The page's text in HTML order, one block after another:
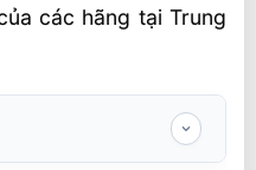
các hãng tại Trung